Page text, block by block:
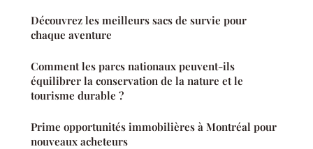
Découvrez les meilleurs sacs de survie pour
chaque aventure
Comment les parcs nationaux peuvent-ils
équilibrer la conservation de la nature et le
tourisme durable ?
Prime opportunités immobilières à Montréal pour
nouveaux acheteurs